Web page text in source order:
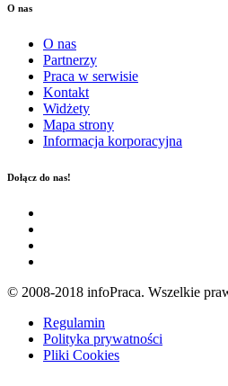
O nas
O nas
Partnerzy
Praca w serwisie
Kontakt
Widżety
Mapa strony
Informacja korporacyjna
Dołącz do nas!
© 2008-2018 infoPraca. Wszelkie
Regulamin
Polityka prywatności
Pliki Cookies